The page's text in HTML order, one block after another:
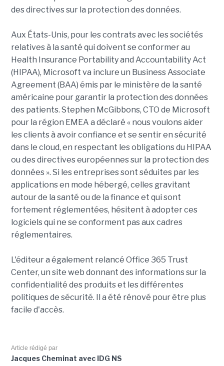
des directives sur la protection des données.
Aux États-Unis, pour les contrats avec les sociétés
relatives à la santé qui doivent se conformer au
Health Insurance Portability and Accountability Act
(HIPAA), Microsoft va inclure un Business Associate
Agreement (BAA) émis par le ministère de la santé
américaine pour garantir la protection des données
des patients. Stephen McGibbons, CTO de Microsoft
pour la région EMEA a déclaré « nous voulons aider
les clients à avoir confiance et se sentir en sécurité
dans le cloud, en respectant les obligations du HIPAA
ou des directives européennes sur la protection des
données ». Si les entreprises sont séduites par les
applications en mode hébergé, celles gravitant
autour de la santé ou de la finance et qui sont
fortement réglementées, hésitent à adopter ces
logiciels qui ne se conforment pas aux cadres
réglementaires.
L'éditeur a également relancé Office 365 Trust
Center, un site web donnant des informations sur la
confidentialité des produits et les différentes
politiques de sécurité. Il a été rénové pour être plus
facile d'accès.
Article rédigé par
Jacques Cheminat avec IDG NS